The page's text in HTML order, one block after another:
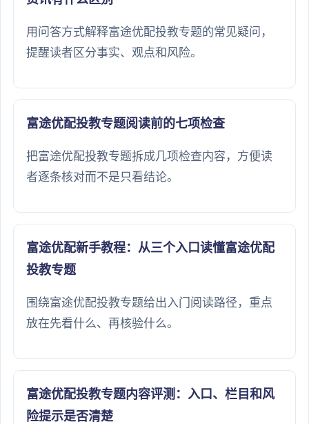
用问答方式解释富途优配投教专题的常见疑问，
提醒读者区分事实、观点和风险。
富途优配投教专题阅读前的七项检查
把富途优配投教专题拆成几项检查内容，方便读
者逐条核对而不是只看结论。
富途优配新手教程：从三个入口读懂富途优配
投教专题
围绕富途优配投教专题给出入门阅读路径，重点
放在先看什么、再核验什么。
富途优配投教专题内容评测：入口、栏目和风
险提示是否清楚